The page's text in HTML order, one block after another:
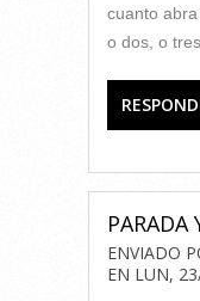
cuanto
o dos, o tres.
PARADA
ENVIADO
EN LUN,